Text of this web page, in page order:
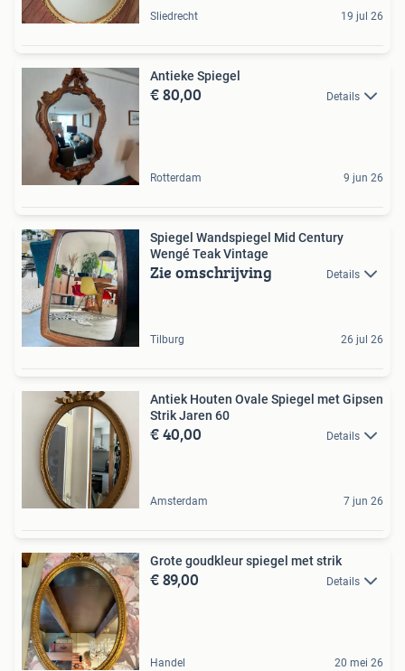
Sliedrecht 19 jul 26
Antieke Spiegel
€ 80,00 Details
Rotterdam 9 jun 26
Spiegel Wandspiegel Mid Century
Wengé Teak Vintage
Zie omschrijving Details
Tilburg 26 jul 26
Antiek Houten Ovale Spiegel met Gipsen
Strik Jaren 60
€ 40,00 Details
Amsterdam 7 jun 26
Grote goudkleur spiegel met strik
€ 89,00 Details
Handel 20 mei 26